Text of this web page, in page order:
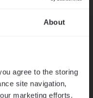
About
agree to the storing
site navigation,
marketing efforts.